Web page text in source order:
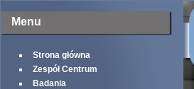
Menu
Strona główna
Zespół Centrum
Badania